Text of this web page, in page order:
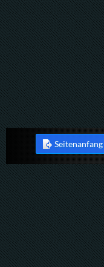
Seitenanfang